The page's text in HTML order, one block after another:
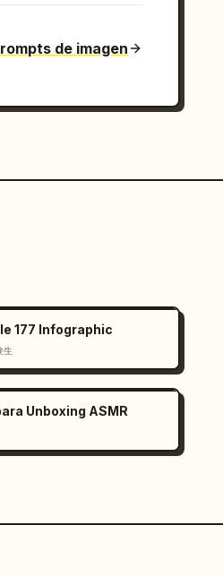
de imagen
177 Infographic
生
Unboxing ASMR